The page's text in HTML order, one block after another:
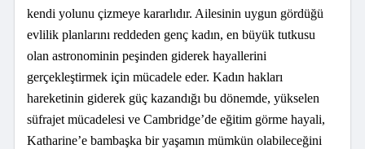
kendi yolunu çizmeye kararlıdır. Ailesinin uygun gördüğü
evlilik planlarını reddeden genç kadın, en büyük tutkusu
olan astronominin peşinden giderek hayallerini
gerçekleştirmek için mücadele eder. Kadın hakları
hareketinin giderek güç kazandığı bu dönemde, yükselen
süfrajet mücadelesi ve Cambridge’de eğitim görme hayali,
Katharine’e bambaşka bir yaşamın mümkün olabileceğini